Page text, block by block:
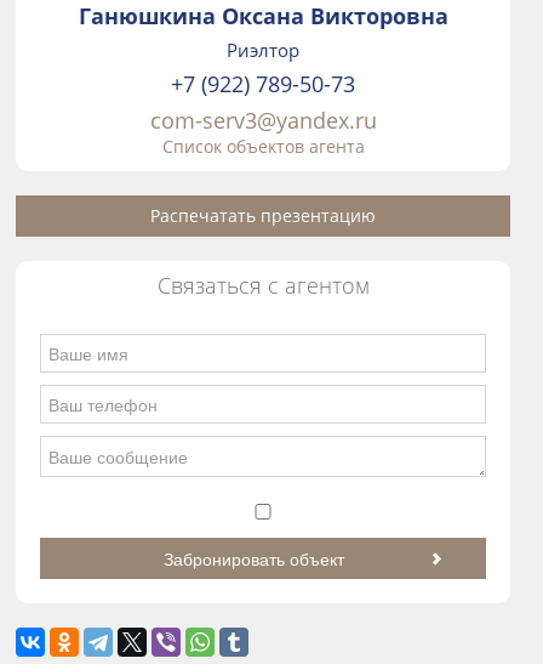
Ганюшкина Оксана Викторовна
Риэлтор
+7 (922) 789-50-73
com-serv3@yandex.ru
Список объектов агента
Распечатать презентацию
Связаться с агентом